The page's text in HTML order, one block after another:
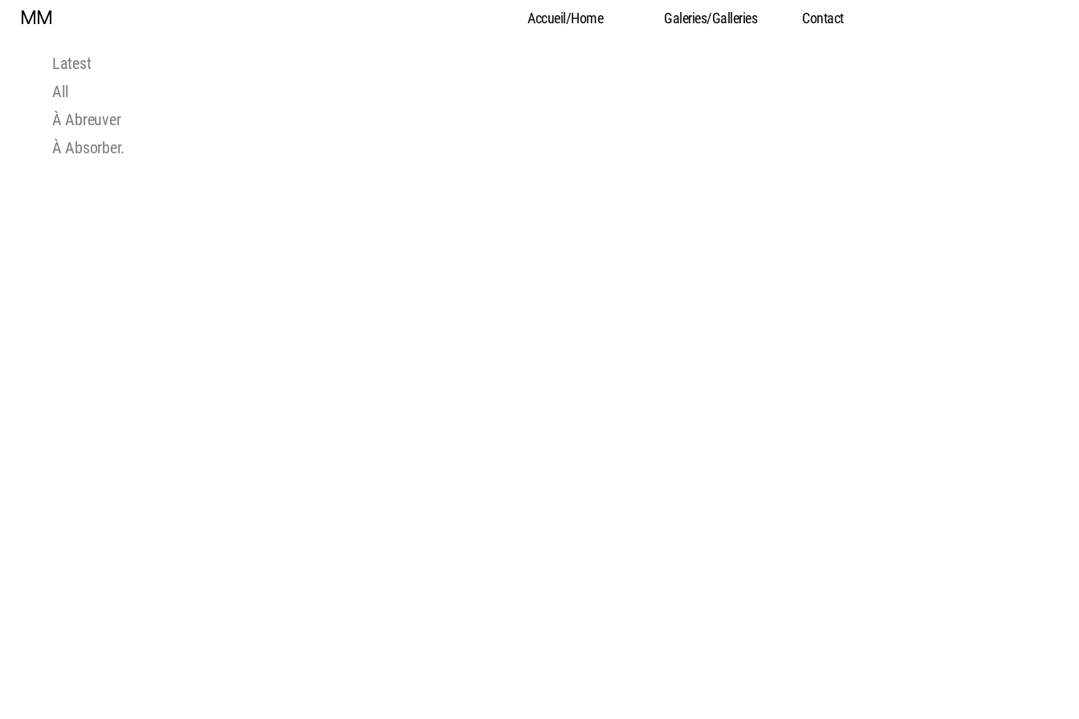
MM Accueil/Home Galeries/Galleries Contact
Latest
All
À Abreuver
À Absorber.